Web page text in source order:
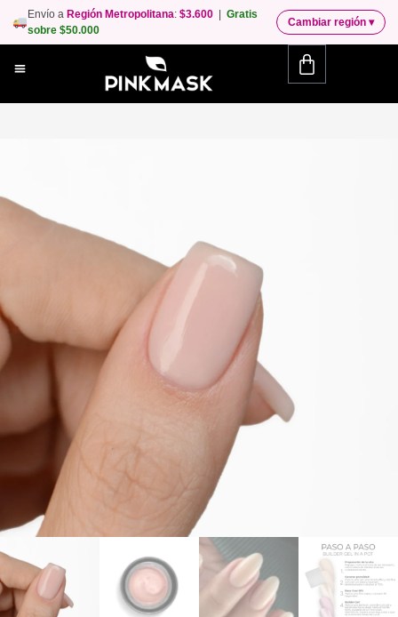
Envío a Región Metropolitana:$3.600 |Gratis
sobre $50.000
Cambiar región ▾